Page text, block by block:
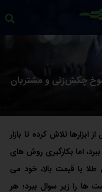
چکش‌زنی و مشتریان
تلاش کرده تا بازار
اما بکارگیری روش های
با قیمت بالا، خود می
ها را زیر سوال ببرد؛ هر